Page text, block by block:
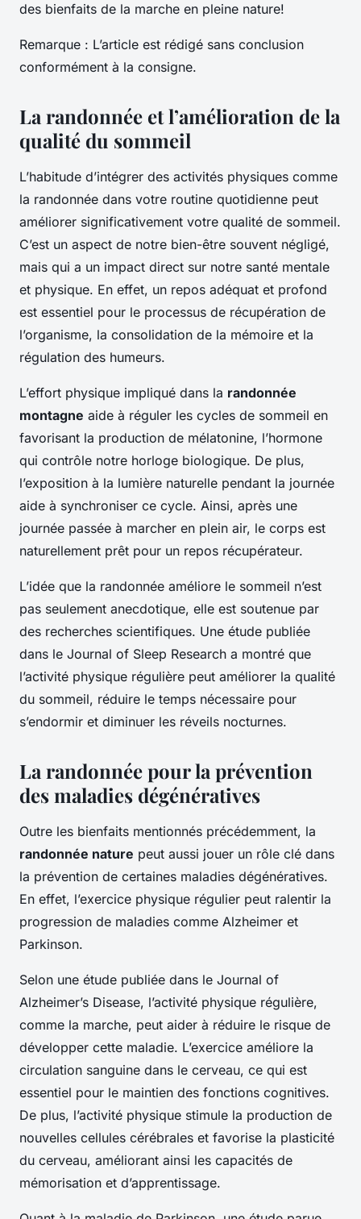
des bienfaits de la marche en pleine nature!
Remarque : L’article est rédigé sans conclusion
conformément à la consigne.
La randonnée et l’amélioration de la
qualité du sommeil
L’habitude d’intégrer des activités physiques comme
la randonnée dans votre routine quotidienne peut
améliorer significativement votre qualité de sommeil.
C’est un aspect de notre bien-être souvent négligé,
mais qui a un impact direct sur notre santé mentale
et physique. En effet, un repos adéquat et profond
est essentiel pour le processus de récupération de
l’organisme, la consolidation de la mémoire et la
régulation des humeurs.
L’effort physique impliqué dans la randonnée
montagne aide à réguler les cycles de sommeil en
favorisant la production de mélatonine, l’hormone
qui contrôle notre horloge biologique. De plus,
l’exposition à la lumière naturelle pendant la journée
aide à synchroniser ce cycle. Ainsi, après une
journée passée à marcher en plein air, le corps est
naturellement prêt pour un repos récupérateur.
L’idée que la randonnée améliore le sommeil n’est
pas seulement anecdotique, elle est soutenue par
des recherches scientifiques. Une étude publiée
dans le Journal of Sleep Research a montré que
l’activité physique régulière peut améliorer la qualité
du sommeil, réduire le temps nécessaire pour
s’endormir et diminuer les réveils nocturnes.
La randonnée pour la prévention
des maladies dégénératives
Outre les bienfaits mentionnés précédemment, la
randonnée nature peut aussi jouer un rôle clé dans
la prévention de certaines maladies dégénératives.
En effet, l’exercice physique régulier peut ralentir la
progression de maladies comme Alzheimer et
Parkinson.
Selon une étude publiée dans le Journal of
Alzheimer’s Disease, l’activité physique régulière,
comme la marche, peut aider à réduire le risque de
développer cette maladie. L’exercice améliore la
circulation sanguine dans le cerveau, ce qui est
essentiel pour le maintien des fonctions cognitives.
De plus, l’activité physique stimule la production de
nouvelles cellules cérébrales et favorise la plasticité
du cerveau, améliorant ainsi les capacités de
mémorisation et d’apprentissage.